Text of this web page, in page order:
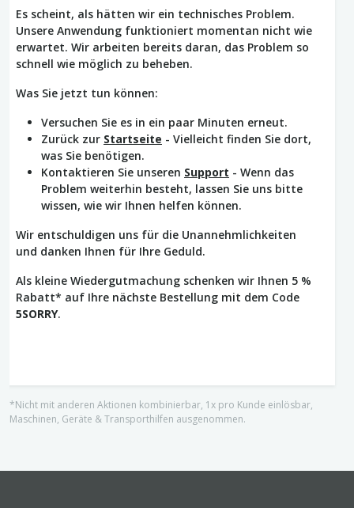
Es scheint, als hätten wir ein technisches Problem.
Unsere Anwendung funktioniert momentan nicht wie
erwartet. Wir arbeiten bereits daran, das Problem so
schnell wie möglich zu beheben.
Was Sie jetzt tun können:
Versuchen Sie es in ein paar Minuten erneut.
Zurück zur Startseite - Vielleicht finden Sie dort,
was Sie benötigen.
Kontaktieren Sie unseren Support - Wenn das
Problem weiterhin besteht, lassen Sie uns bitte
wissen, wie wir Ihnen helfen können.
Wir entschuldigen uns für die Unannehmlichkeiten
und danken Ihnen für Ihre Geduld.
Als kleine Wiedergutmachung schenken wir Ihnen 5 %
Rabatt* auf Ihre nächste Bestellung mit dem Code
5SORRY.
*Nicht mit anderen Aktionen kombinierbar, 1x pro Kunde einlösbar,
Maschinen, Geräte & Transporthilfen ausgenommen.